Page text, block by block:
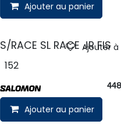
Ajouter au panier
S/RACE SL RACE JR FIS
152
Ajouter au panier
Ajouter